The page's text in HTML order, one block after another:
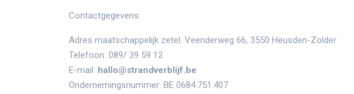
Contactgegevens:
Adres maatschappelijk zetel: Veenderweg 66, 3550 Heusden-Zolder
Telefoon: 089/ 39 59 12
E-mail: hallo@strandverblijf.be
Ondernemingsnummer: BE 0684.751.407